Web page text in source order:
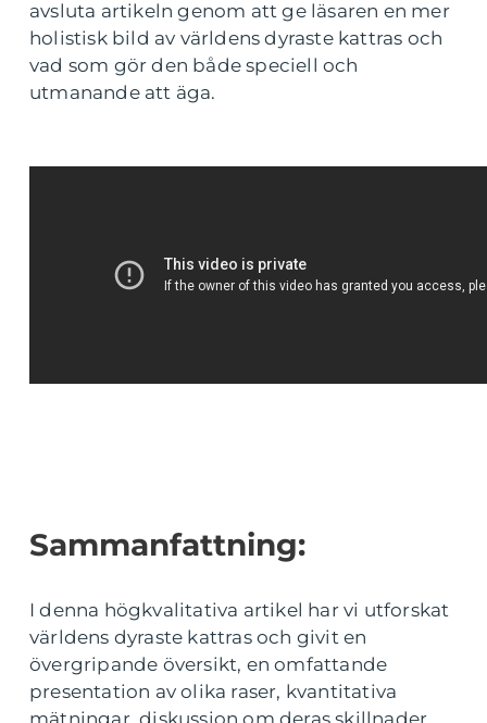
avsluta artikeln genom att ge läsaren en mer
holistisk bild av världens dyraste kattras och
vad som gör den både speciell och
utmanande att äga.
Sammanfattning:
I denna högkvalitativa artikel har vi utforskat
världens dyraste kattras och givit en
övergripande översikt, en omfattande
presentation av olika raser, kvantitativa
mätningar, diskussion om deras skillnader